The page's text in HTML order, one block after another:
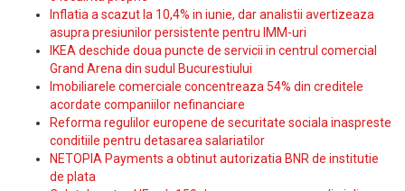
Inflatia a scazut la 10,4% in iunie, dar analistii avertizeaza
asupra presiunilor persistente pentru IMM-uri
IKEA deschide doua puncte de servicii in centrul comercial
Grand Arena din sudul Bucurestiului
Imobiliarele comerciale concentreaza 54% din creditele
acordate companiilor nefinanciare
Reforma regulilor europene de securitate sociala inaspreste
conditiile pentru detasarea salariatilor
NETOPIA Payments a obtinut autorizatia BNR de institutie
de plata